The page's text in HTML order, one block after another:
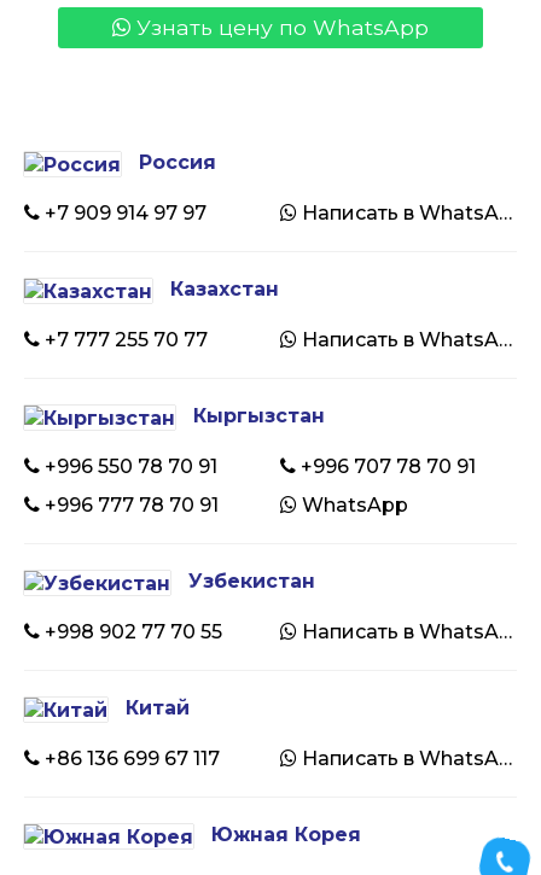
Узнать цену по WhatsApp
Россия
+7 909 914 97 97 Написать в WhatsApp
Казахстан
+7 777 255 70 77 Написать в WhatsApp
Кыргызстан
+996 550 78 70 91
+996 707 78 70 91
+996 777 78 70 91
WhatsApp
Узбекистан
+998 902 77 70 55 Написать в WhatsApp
Китай
+86 136 699 67 117 Написать в WhatsApp
Южная Корея